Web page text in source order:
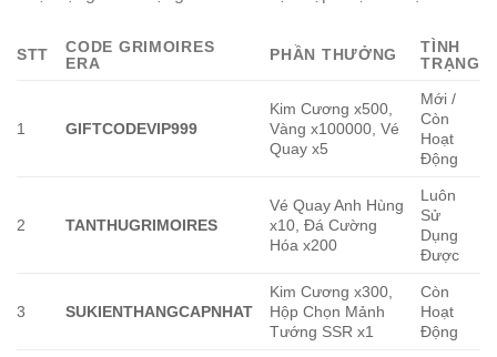
STT
CODE GRIMOIRES
ERA
PHẦN THƯỞNG
TÌNH
TRẠNG
1 GIFTCODEVIP999
Kim Cương x500,
Vàng x100000, Vé
Quay x5
Mới /
Còn
Hoạt
Động
2 TANTHUGRIMOIRES
Vé Quay Anh Hùng
x10, Đá Cường
Hóa x200
Luôn
Sử
Dụng
Được
3 SUKIENTHANGCAPNHAT
Kim Cương x300,
Hộp Chọn Mảnh
Tướng SSR x1
Còn
Hoạt
Động